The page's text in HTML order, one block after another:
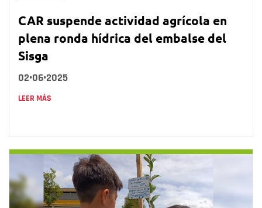
CAR suspende actividad agrícola en
plena ronda hídrica del embalse del
Sisga
02•06•2025
LEER MÁS